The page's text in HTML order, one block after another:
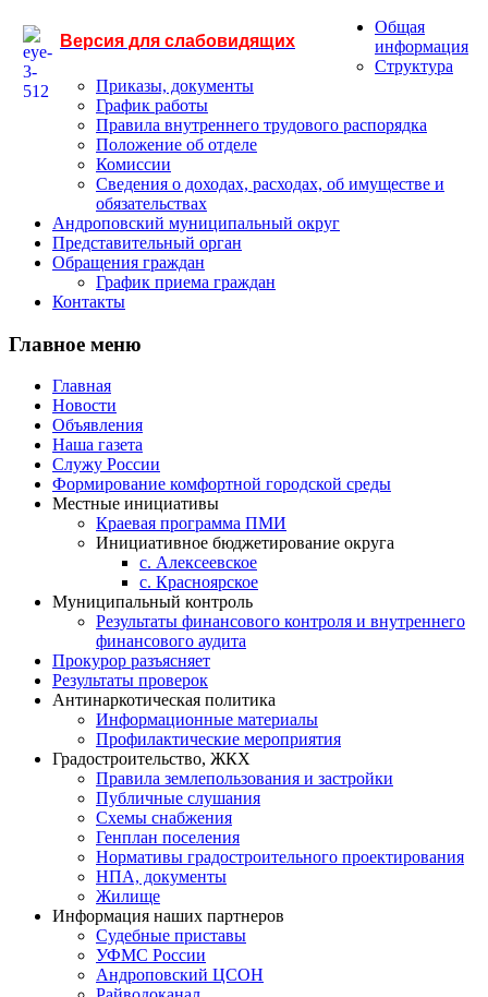
Версия для слабовидящих
Общая
информация
Структура
Приказы, документы
График работы
Правила внутреннего трудового распорядка
Положение об отделе
Комиссии
Сведения о доходах, расходах, об имуществе и
обязательствах
Андроповский муниципальный округ
Представительный орган
Обращения граждан
График приема граждан
Контакты
Главное меню
Главная
Новости
Объявления
Наша газета
Служу России
Формирование комфортной городской среды
Местные инициативы
Краевая программа ПМИ
Инициативное бюджетирование округа
с. Алексеевское
с. Красноярское
Муниципальный контроль
Результаты финансового контроля и внутреннего
финансового аудита
Прокурор разъясняет
Результаты проверок
Антинаркотическая политика
Информационные материалы
Профилактические мероприятия
Градостроительство, ЖКХ
Правила землепользования и застройки
Публичные слушания
Схемы снабжения
Генплан поселения
Нормативы градостроительного проектирования
НПА, документы
Жилище
Информация наших партнеров
Судебные приставы
УФМС России
Андроповский ЦСОН